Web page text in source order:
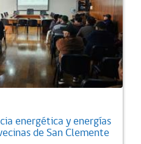
energética y energías
de San Clemente